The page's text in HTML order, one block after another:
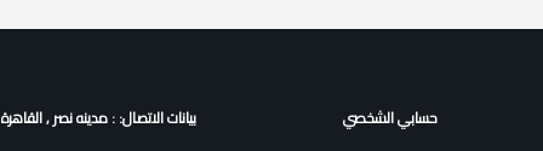
حسابي الشخصي
بيانات الاتصال: : مدينه نصر , القاهرة